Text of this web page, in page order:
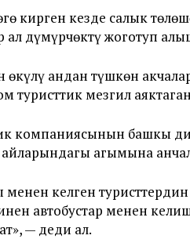
кирген кезде салык
ал дүмүрчөктү жоготуп
андан түшкөн
туристтик мезгил
компаниясынын башкы
агымына
менен келген
автобустар менен
— деди ал.